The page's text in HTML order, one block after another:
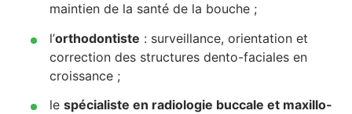
maintien de la santé de la bouche ;
l’orthodontiste : surveillance, orientation et
correction des structures dento-faciales en
croissance ;
le spécialiste en radiologie buccale et maxillo-